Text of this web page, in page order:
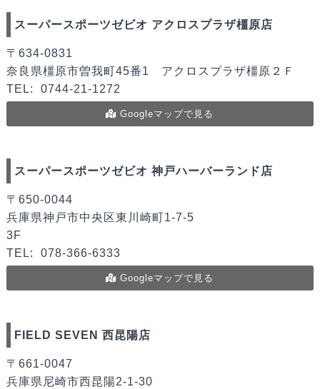
スーパースポーツゼビオ アクロスプラザ橿原店
〒634-0831
奈良県橿原市曽我町45番1 アクロスプラザ橿原２Ｆ
TEL:
0744-21-1272
Googleマップで見る
スーパースポーツゼビオ 神戸ハーバーランド店
〒650-0044
兵庫県神戸市中央区東川崎町1-7-5
3F
TEL:
078-366-6333
Googleマップで見る
FIELD SEVEN 西昆陽店
〒661-0047
兵庫県尼崎市西昆陽2-1-30